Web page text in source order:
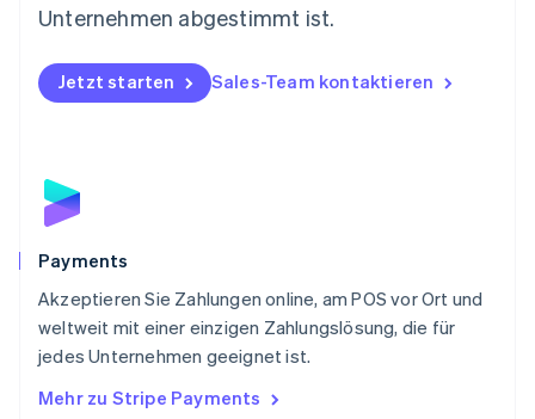
Unternehmen abgestimmt ist.
Jetzt starten Sales-Team kontaktieren
Payments
Akzeptieren Sie Zahlungen online, am POS vor Ort und
weltweit mit einer einzigen Zahlungslösung, die für
jedes Unternehmen geeignet ist.
Mehr zu Stripe Payments
Österreich
Polen
English
Portugal
Schweden
Schweiz
Singapur
English简体中文
Slowakei
Slowenien